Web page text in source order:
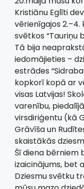
Kristiānu Eglīti
vērienīgajos
svētkos “Tauriņu
Tā bija
iedomājieties –
estrādes
kopkorī kopā ar
visas Latvijas!
varenību,
virsdiriģentu (kā
Grāvīša un
skaistākās
Šī diena bērniem
izaicinājums, bet
Dziesmu svētku